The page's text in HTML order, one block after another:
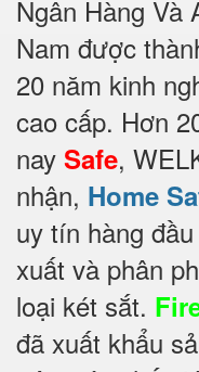
Ngân Hàng Và
Nam được
20 năm kinh
cao cấp. Hơn
nay Safe,
nhận, Home
uy tín hàng
xuất và phân
loại két sắt.
đã xuất khẩu